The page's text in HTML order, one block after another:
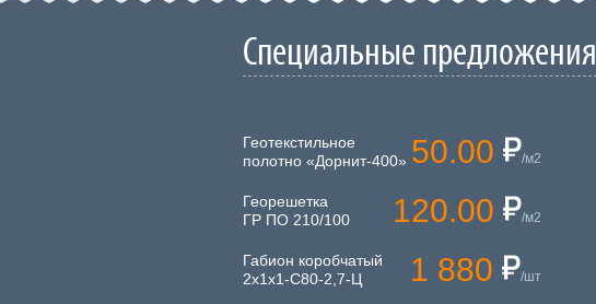
Специальные предложения
50.00 /м2
Геотекстильное
полотно «Дорнит-400»
120.00 /м2
Георешетка
ГР ПО 210/100
1 880 /шт
Габион коробчатый
2х1х1-С80-2,7-Ц